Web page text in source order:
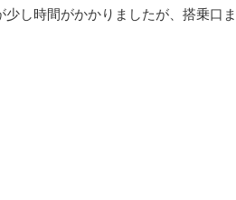
し時間がかかりましたが、搭乗口ま